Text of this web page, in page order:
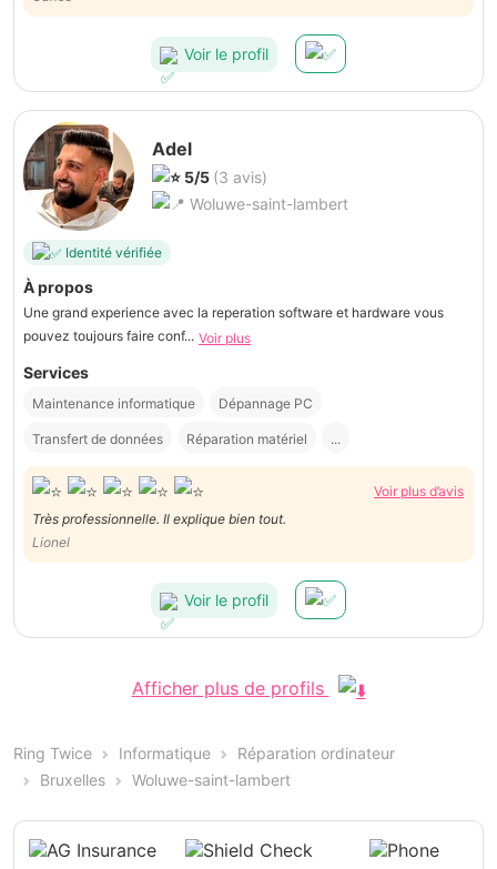
Voir le profil
Adel
5/5 (3 avis)
Woluwe-saint-lambert
Identité vérifiée
À propos
Une grand experience avec la reperation software et hardware vous
pouvez toujours faire conf... Voir plus
Services
Maintenance informatique Dépannage PC
Transfert de données Réparation matériel ...
Voir plus d’avis
Très professionnelle. Il explique bien tout.
Lionel
Voir le profil
Afficher plus de profils
Ring Twice Informatique
Réparation ordinateur
Bruxelles
Woluwe-saint-lambert